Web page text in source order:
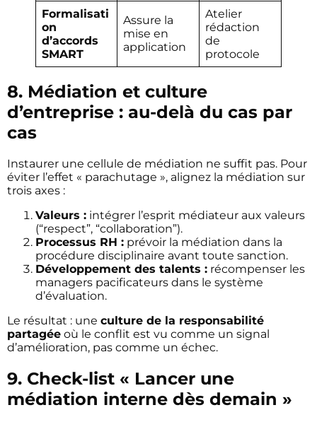
Formalisati
on
d’accords
SMART
Assure la
mise en
application
Atelier
rédaction
de
protocole
8. Médiation et culture
d’entreprise : au-delà du cas par
cas
Instaurer une cellule de médiation ne suffit pas. Pour
éviter l’effet « parachutage », alignez la médiation sur
trois axes :
Valeurs : intégrer l’esprit médiateur aux valeurs
(“respect”, “collaboration”).
Processus RH : prévoir la médiation dans la
procédure disciplinaire avant toute sanction.
Développement des talents : récompenser les
managers pacificateurs dans le système
d’évaluation.
Le résultat : une culture de la responsabilité
partagée où le conflit est vu comme un signal
d’amélioration, pas comme un échec.
9. Check-list « Lancer une
médiation interne dès demain »